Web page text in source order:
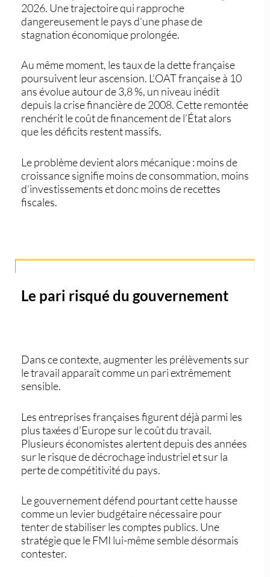
2026. Une trajectoire qui rapproche
dangereusement le pays d’une phase de
stagnation économique prolongée.
Au même moment, les taux de la dette française
poursuivent leur ascension. L’OAT française à 10
ans évolue autour de 3,8 %, un niveau inédit
depuis la crise financière de 2008. Cette remontée
renchérit le coût de financement de l’État alors
que les déficits restent massifs.
Le problème devient alors mécanique : moins de
croissance signifie moins de consommation, moins
d’investissements et donc moins de recettes
fiscales.
Le pari risqué du gouvernement
Dans ce contexte, augmenter les prélèvements sur
le travail apparaît comme un pari extrêmement
sensible.
Les entreprises françaises figurent déjà parmi les
plus taxées d’Europe sur le coût du travail.
Plusieurs économistes alertent depuis des années
sur le risque de décrochage industriel et sur la
perte de compétitivité du pays.
Le gouvernement défend pourtant cette hausse
comme un levier budgétaire nécessaire pour
tenter de stabiliser les comptes publics. Une
stratégie que le FMI lui-même semble désormais
contester.